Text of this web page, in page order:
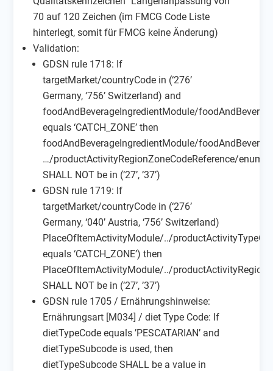
70 auf 120 Zeichen (im FMCG Code Liste
hinterlegt, somit für FMCG keine Änderung)
Validation:
GDSN rule 1718: If
targetMarket/countryCode in (‘276’
Germany, ‘756’ Switzerland) and
foodAndBeverageIngredientModule/
equals ‘CATCH_ZONE’ then
foodAndBeverageIngredientModule/
…/productActivityRegionZoneCodeReference/
SHALL NOT be in (’27’, ’37’)
GDSN rule 1719: If
targetMarket/countryCode in (‘276’
Germany, ‘040’ Austria, ‘756’ Switzerland)
PlaceOfItemActivityModule/../
equals ‘CATCH_ZONE’) then
PlaceOfItemActivityModule/../
SHALL NOT be in (’27’, ’37’)
GDSN rule 1705 / Ernährungshinweise:
Ernährungsart [M034] / diet Type Code: If
dietTypeCode equals ’PESCATARIAN’ and
dietTypeSubcode is used, then
dietTypeSubcode SHALL be a value in